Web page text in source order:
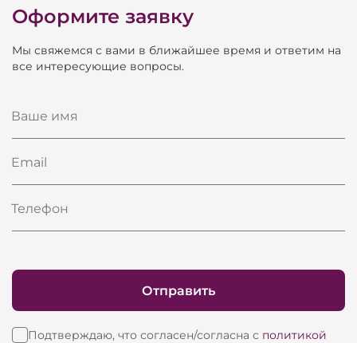
Оформите заявку
Мы свяжемся с вами в ближайшее время и ответим на
все интересующие вопросы.
Ваше имя
Email
Телефон
Подтверждаю, что согласен/согласна с политикой
Отправить